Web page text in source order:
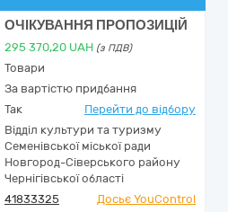
ОЧІКУВАННЯ ПРОПОЗИЦІЙ
295 370,20 UAH (з ПДВ)
Товари
За вартістю придбання
Так Перейти до відбору
Відділ культури та туризму
Семенівської міської ради
Новгород-Сіверського району
Чернігівської області
41833325
Досьє YouControl